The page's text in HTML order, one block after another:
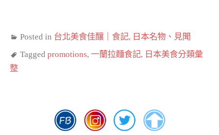
Posted in 台北美食佳釀｜食記, 日本名物、見聞
Tagged promotions, 一蘭拉麵食記, 日本美食分類彙
整